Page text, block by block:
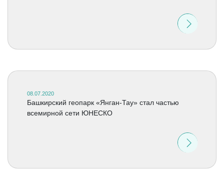
08.07.2020
Башкирский геопарк «Янган-Тау» стал частью
всемирной сети ЮНЕСКО